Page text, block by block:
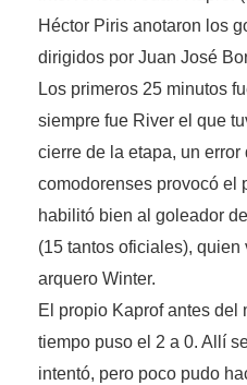
Héctor Piris anotaron los
dirigidos por Juan José
Los primeros 25 minutos
siempre fue River el que
cierre de la etapa, un
comodorenses provocó el
habilitó bien al goleador
(15 tantos oficiales), quien
arquero Winter.
El propio Kaprof antes del
tiempo puso el 2 a 0. Allí
intentó, pero poco pudo